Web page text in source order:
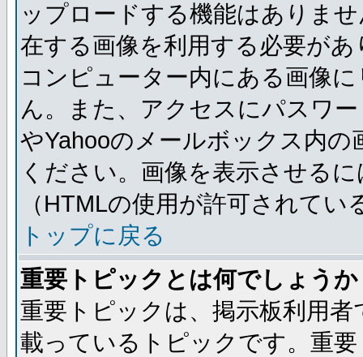
ップロードする機能はありま
在する画像を利用する必要が
コンピューター内にある画像
ん。また、アクセスにパスワ
やYahooのメールボックス内
ください。画像を表示させる
（HTMLの使用が許可されて
トップに戻る
重要トピックとは何でしょうか
重要トピックは、掲示板利用
載っているトピックです。重